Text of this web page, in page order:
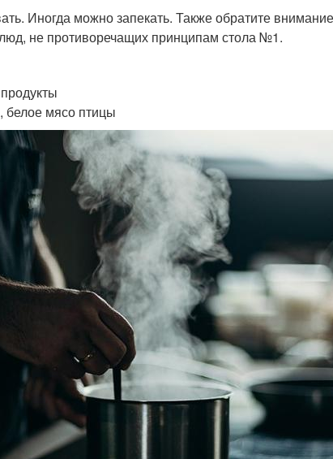
Иногда можно запекать. Также обратите
не противоречащих принципам стола №1.
мясо птицы